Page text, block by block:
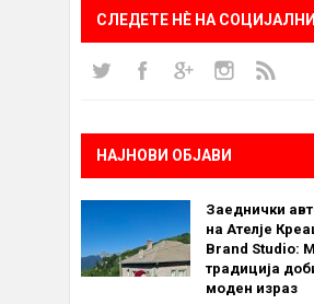
СЛЕДЕТЕ НÈ НА
НАЈНОВИ ОБЈАВИ
Заеднички
на Ателје
Brand Studio:
традиција
моден израз